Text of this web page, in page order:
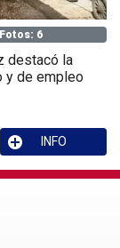
Fotos: 6
destacó la
y de empleo
INFO